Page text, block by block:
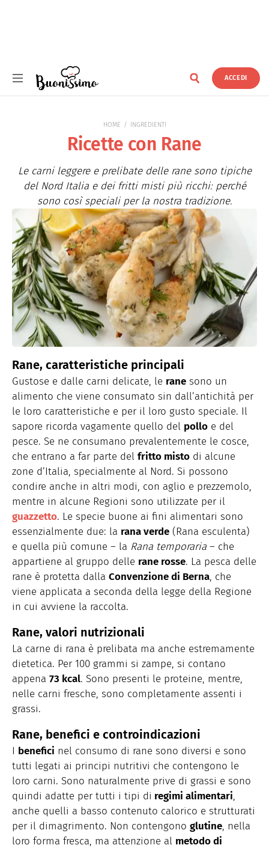
ACCEDI
HOME INGREDIENTI
Ricette con Rane
Le carni leggere e prelibate delle rane sono tipiche
del Nord Italia e dei fritti misti più ricchi: perché
sono così speciali per la nostra tradizione.
Rane, caratteristiche principali
Gustose e dalle carni delicate, le rane sono un
alimento che viene consumato sin dall’antichità per
le loro caratteristiche e per il loro gusto speciale. Il
sapore ricorda vagamente quello del pollo e del
pesce. Se ne consumano prevalentemente le cosce,
che entrano a far parte del fritto misto di alcune
zone d’Italia, specialmente al Nord. Si possono
condire anche in altri modi, con aglio e prezzemolo,
mentre in alcune Regioni sono utilizzate per il
guazzetto. Le specie buone ai fini alimentari sono
essenzialmente due: la rana verde (Rana esculenta)
e quella più comune – la Rana temporaria – che
appartiene al gruppo delle rane rosse. La pesca delle
rane è protetta dalla Convenzione di Berna, che
viene applicata a seconda della legge della Regione
in cui avviene la raccolta.
Rane, valori nutrizionali
La carne di rana è prelibata ma anche estremamente
dietetica. Per 100 grammi si zampe, si contano
appena 73 kcal. Sono presenti le proteine, mentre,
nelle carni fresche, sono completamente assenti i
grassi.
Rane, benefici e controindicazioni
I benefici nel consumo di rane sono diversi e sono
tutti legati ai principi nutritivi che contengono le
loro carni. Sono naturalmente prive di grassi e sono
quindi adatte per tutti i tipi di regimi alimentari,
anche quelli a basso contenuto calorico e strutturati
per il dimagrimento. Non contengono glutine, nella
loro forma fresca, ma attenzione al metodo di